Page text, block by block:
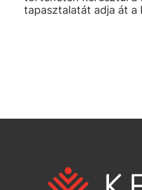
tapasztalatát adja át a